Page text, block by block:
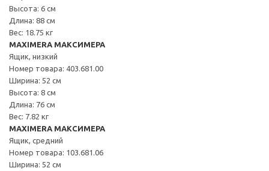
Высота: 6 см
Длина: 88 см
Вес: 18.75 кг
MAXIMERA МАКСИМЕРА
Ящик, низкий
Номер товара: 403.681.00
Ширина: 52 см
Высота: 8 см
Длина: 76 см
Вес: 7.82 кг
MAXIMERA МАКСИМЕРА
Ящик, средний
Номер товара: 103.681.06
Ширина: 52 см